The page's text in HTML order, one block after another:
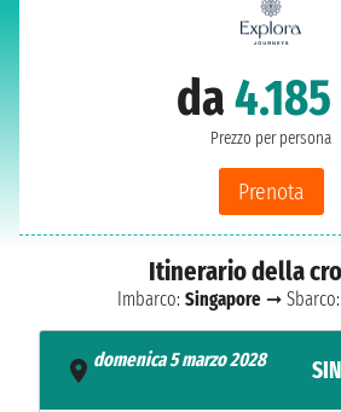
da
Prezzo per persona
Prenota
Itinerario della
Imbarco: Singapore➞ Sbarco:
domenica 5 marzo 2028